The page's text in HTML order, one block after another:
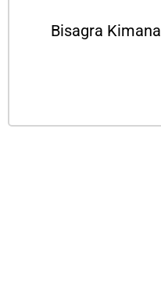
Bisagra Kimana